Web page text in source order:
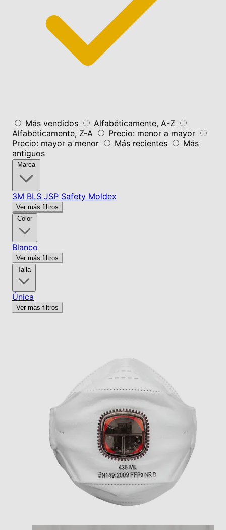
Más vendidos
Alfabéticamente, A-Z
Alfabéticamente, Z-A
Precio: menor a mayor
Precio: mayor a menor
Más recientes
Más
antiguos
Marca
3M BLS JSP Safety Moldex
Ver más filtros
Color
Blanco
Ver más filtros
Talla
Única
Ver más filtros